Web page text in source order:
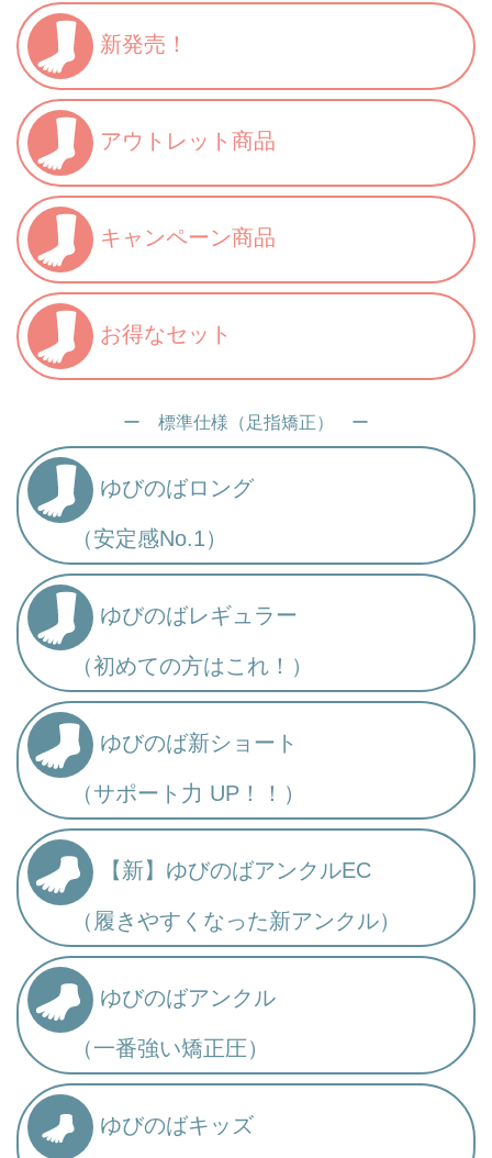
新発売！
アウトレット商品
キャンペーン商品
お得なセット
ー 標準仕様（足指矯正） ー
ゆびのばロング
（安定感No.1）
ゆびのばレギュラー
（初めての方はこれ！）
ゆびのば新ショート
（サポート力 UP！！）
【新】ゆびのばアンクルEC
（履きやすくなった新アンクル）
ゆびのばアンクル
（一番強い矯正圧）
ゆびのばキッズ